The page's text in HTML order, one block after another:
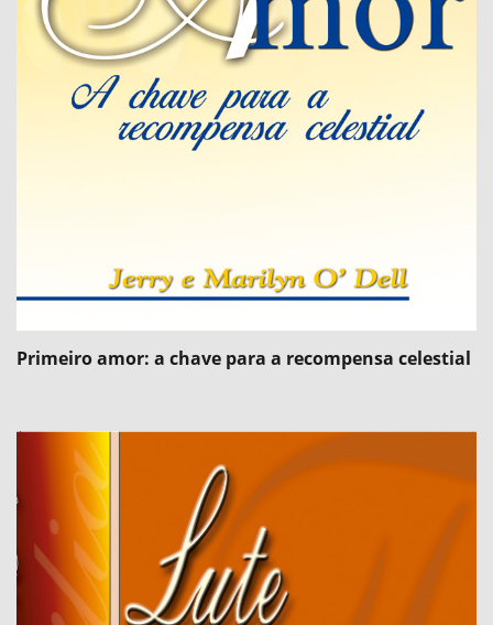
Primeiro amor: a chave para a recompensa celestial